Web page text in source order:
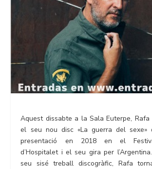
Aquest dissabte a la Sala Euterpe, Rafa
el seu nou disc «La guerra del sexe»
presentació en 2018 en el
d’Hospitalet i el seu gira per
seu sisé treball discogràfic, Rafa